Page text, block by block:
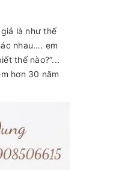
là như thế
nhau…. em
thế nào?”...
hơn 30 năm